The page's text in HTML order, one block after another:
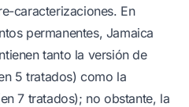
caracterizaciones. En
permanentes, Jamaica
tanto la versión de
5 tratados) como la
7 tratados); no obstante, la